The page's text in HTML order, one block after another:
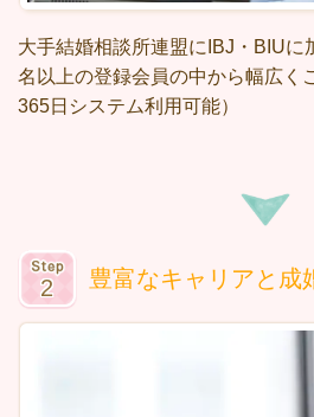
大手結婚相談所連盟にIBJ・BIUに
名以上の登録会員の中から幅広く
365日システム利用可能）
豊富なキャリアと成